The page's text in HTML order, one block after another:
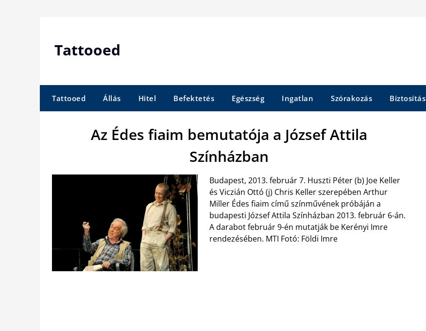
Tattooed
Tattooed Állás Hitel Befektetés Egészség Ingatlan Szórakozás Biztosítás
Az Édes fiaim bemutatója a József Attila
Színházban
Budapest, 2013. február 7. Huszti Péter (b) Joe Keller
és Viczián Ottó (j) Chris Keller szerepében Arthur
Miller Édes fiaim című színművének próbáján a
budapesti József Attila Színházban 2013. február 6-án.
A darabot február 9-én mutatják be Kerényi Imre
rendezésében. MTI Fotó: Földi Imre